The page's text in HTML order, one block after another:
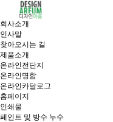
회사소개
인사말
찾아오시는 길
제품소개
온라인전단지
온라인명함
온라인카달로그
홈페이지
인쇄물
페인트 및 방수 누수